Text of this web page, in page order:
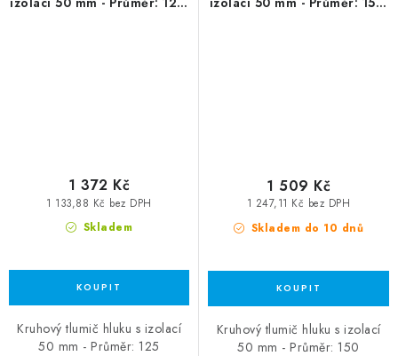
Skladem
1 133,88 Kč bez DPH
1 372 Kč
Kruhový tlumič hluku s izolací
50 mm - Průměr: 125
Skladem do 10 dnů
1 247,11 Kč bez DPH
1 509 Kč
Kruhový tlumič hluku s izolací
50 mm - Průměr: 150